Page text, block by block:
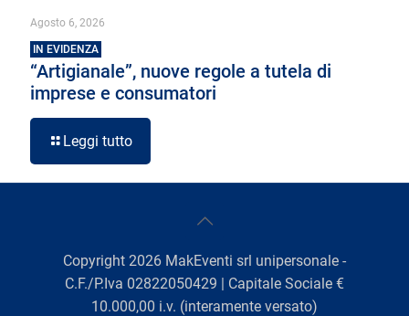
Agosto 6, 2026
IN EVIDENZA
“Artigianale”, nuove regole a tutela di
imprese e consumatori
Leggi tutto
Copyright 2026 MakEventi srl unipersonale -
C.F./P.Iva 02822050429 | Capitale Sociale €
10.000,00 i.v. (interamente versato)